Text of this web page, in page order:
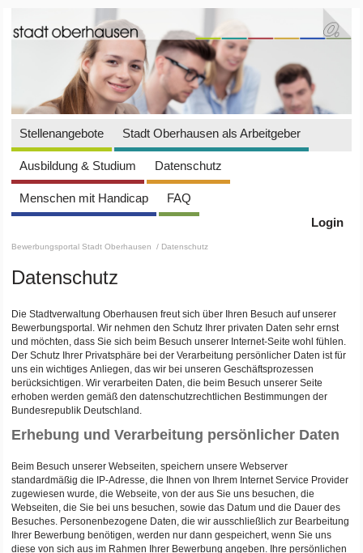
Stellenangebote Stadt Oberhausen als Arbeitgeber
Ausbildung & Studium Datenschutz
Menschen mit Handicap
FAQ
Login
Bewerbungsportal Stadt Oberhausen / Datenschutz
Datenschutz
Die Stadtverwaltung Oberhausen freut sich über Ihren Besuch auf unserer
Bewerbungsportal. Wir nehmen den Schutz Ihrer privaten Daten sehr ernst
und möchten, dass Sie sich beim Besuch unserer Internet-Seite wohl fühlen.
Der Schutz Ihrer Privatsphäre bei der Verarbeitung persönlicher Daten ist für
uns ein wichtiges Anliegen, das wir bei unseren Geschäftsprozessen
berücksichtigen. Wir verarbeiten Daten, die beim Besuch unserer Seite
erhoben werden gemäß den datenschutzrechtlichen Bestimmungen der
Bundesrepublik Deutschland.
Erhebung und Verarbeitung persönlicher Daten
Beim Besuch unserer Webseiten, speichern unsere Webserver
standardmäßig die IP-Adresse, die Ihnen von Ihrem Internet Service Provider
zugewiesen wurde, die Webseite, von der aus Sie uns besuchen, die
Webseiten, die Sie bei uns besuchen, sowie das Datum und die Dauer des
Besuches. Personenbezogene Daten, die wir ausschließlich zur Bearbeitung
Ihrer Bewerbung benötigen, werden nur dann gespeichert, wenn Sie uns
diese von sich aus im Rahmen Ihrer Bewerbung angeben. Ihre persönlichen